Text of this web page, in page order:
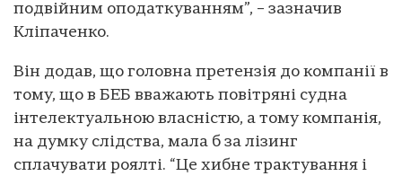
подвійним оподаткуванням”, – зазначив
Кліпаченко.
Він додав, що головна претензія до компанії в
тому, що в БЕБ вважають повітряні судна
інтелектуальною власністю, а тому компанія,
на думку слідства, мала б за лізинг
сплачувати роялті. “Це хибне трактування і